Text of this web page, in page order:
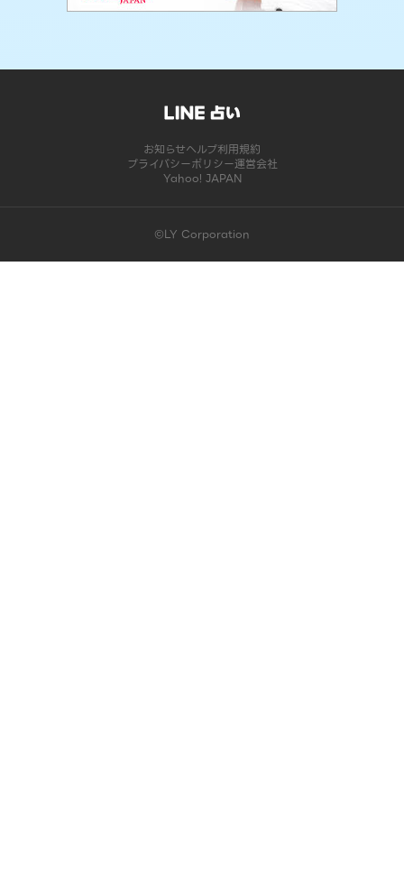
お知らせヘルプ利用規約
プライバシーポリシー運営会社
Yahoo! JAPAN
©LY Corporation
このコンテンツは掲載が終了しました | LINE占い